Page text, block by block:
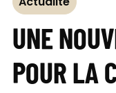
UNE
POUR LA